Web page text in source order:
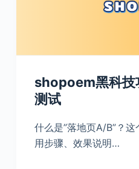
shopoem黑科
测试
什么是”落地页A/B”？
用步骤、效果说明…